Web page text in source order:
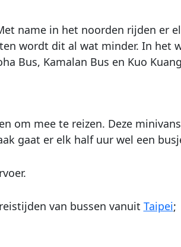
name in het noorden rijden er
wordt dit al wat minder. In het
Bus, Kamalan Bus en Kuo
om mee te reizen. Deze
gaat er elk half uur wel een
van bussen vanuit Taipei;